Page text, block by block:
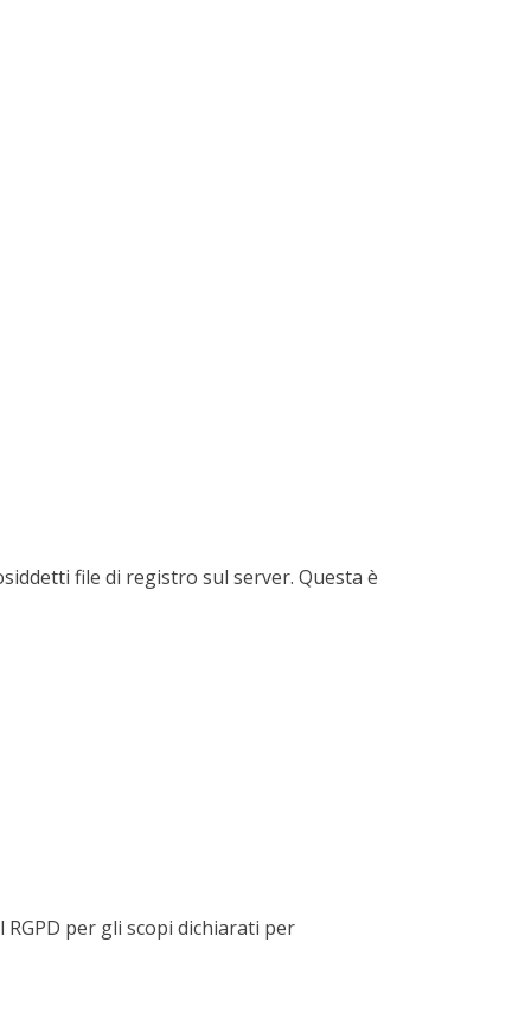
file di registro sul server. Questa è
per gli scopi dichiarati per